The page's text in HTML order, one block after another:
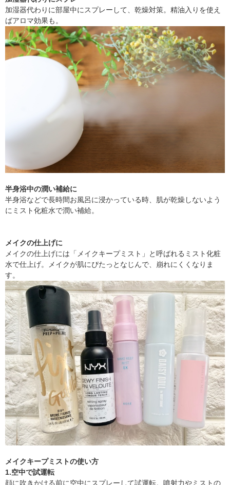
加湿器代わりに部屋中にスプレーして、乾燥対策。精油入りを使え
ばアロマ効果も。
半身浴中の潤い補給に
半身浴などで長時間お風呂に浸かっている時、肌が乾燥しないよう
にミスト化粧水で潤い補給。
メイクの仕上げに
メイクの仕上げには「メイクキープミスト」と呼ばれるミスト化粧
水で仕上げ。メイクが肌にぴたっとなじんで、崩れにくくなりま
す。
メイクキープミストの使い方
1.空中で試運転
顔に吹きかける前に空中にスプレーして試運転。噴射力やミストの